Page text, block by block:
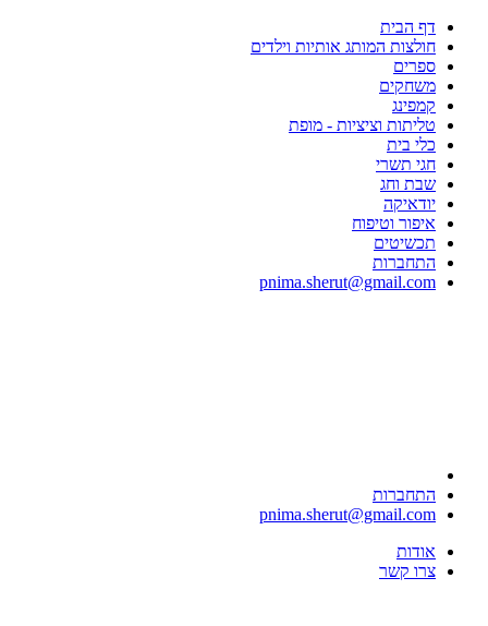
דף הבית
חולצות המותג אותיות וילדים
ספרים
משחקים
קמפינג
טליתות וציציות - מופת
כלי בית
חגי תשרי
שבת וחג
יודאיקה
איפור וטיפוח
תכשיטים
התחברות
pnima.sherut@gmail.com
התחברות
pnima.sherut@gmail.com
אודות
צרו קשר